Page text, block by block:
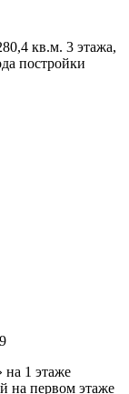
кв.м. 3 этажа,
постройки
1 этаже
на первом этаже